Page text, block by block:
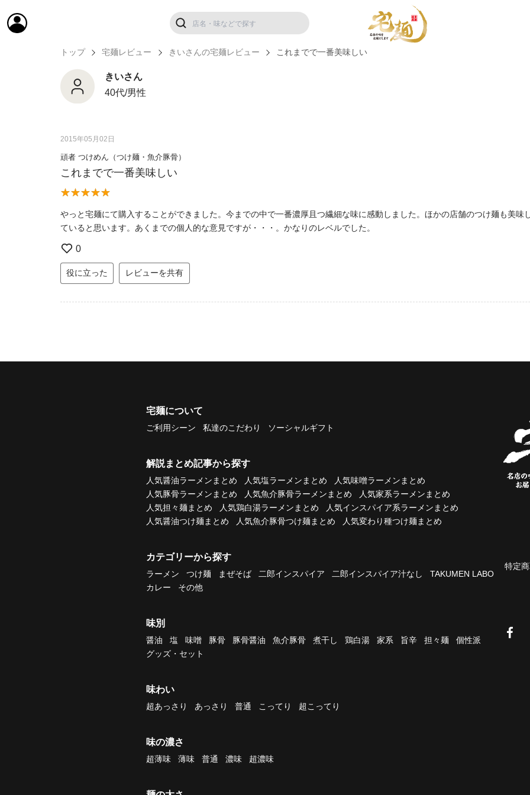
トップ 宅麺レビュー きいさんの宅麺レビュー これまでで一番美味しい
きいさん
40代/男性
2015年05月02日
頑者 つけめん（つけ麺・魚介豚骨）
これまでで一番美味しい
やっと宅麺にて購入することができました。今までの中で一番濃厚且つ繊細な味に感動しました。ほかの店舗のつけ麺も美
ていると思います。あくまでの個人的な意見ですが・・・。かなりのレベルでした。
0
役に立った レビューを共有
宅麺について
ご利用シーン 私達のこだわり ソーシャルギフト
解説まとめ記事から探す
人気醤油ラーメンまとめ 人気塩ラーメンまとめ
人気味噌ラーメンまとめ
人気豚骨ラーメンまとめ
人気魚介豚骨ラーメンまとめ
人気家系ラーメンまとめ
人気担々麺まとめ
人気鶏白湯ラーメンまとめ
人気インスパイア系ラーメンまとめ
人気醤油つけ麺まとめ
人気魚介豚骨つけ麺まとめ 人気変わり種つけ麺まとめ
カテゴリーから探す
ラーメン つけ麺 まぜそば 二郎インスパイア 二郎インスパイア汁なし
TAKUMEN LABO
カレー
その他
味別
醤油 塩 味噌 豚骨 豚骨醤油 魚介豚骨 煮干し 鶏白湯 家系 旨辛 担々麺
個性派
グッズ・セット
味わい
超あっさり あっさり 普通 こってり 超こってり
味の濃さ
超薄味 薄味 普通 濃味 超濃味
特定